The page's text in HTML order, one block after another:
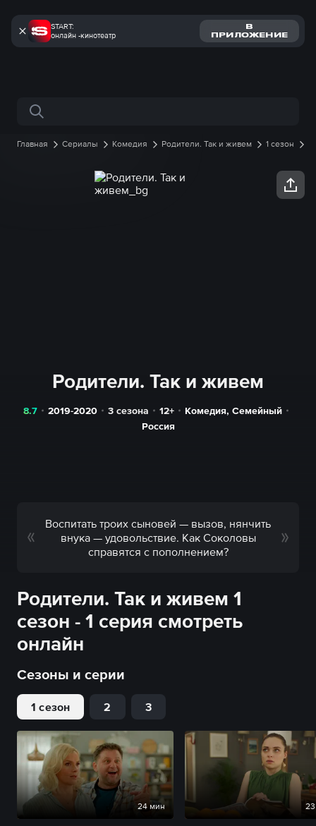
START:
онлайн -кинотеатр
В
ПРИЛОЖЕНИЕ
Поиск по сайту
Главная Сериалы Комедия Родители. Так и живем
1 сезон
Родители. Так и живем
8.7 2019-2020 3 сезона 12+ Комедия, Семейный
Россия
Воспитать троих сыновей — вызов, нянчить
внука — удовольствие. Как Соколовы
справятся с пополнением?
Родители. Так и живем 1
сезон - 1 серия смотреть
онлайн
Сезоны и серии
1 сезон 2 3
24 мин